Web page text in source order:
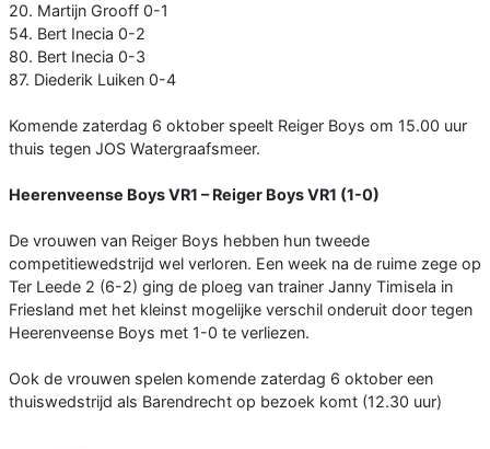
20. Martijn Grooff 0-1
54. Bert Inecia 0-2
80. Bert Inecia 0-3
87. Diederik Luiken 0-4
Komende zaterdag 6 oktober speelt Reiger Boys om 15.00 uur
thuis tegen JOS Watergraafsmeer.
Heerenveense Boys VR1 – Reiger Boys VR1 (1-0)
De vrouwen van Reiger Boys hebben hun tweede
competitiewedstrijd wel verloren. Een week na de ruime zege op
Ter Leede 2 (6-2) ging de ploeg van trainer Janny Timisela in
Friesland met het kleinst mogelijke verschil onderuit door tegen
Heerenveense Boys met 1-0 te verliezen.
Ook de vrouwen spelen komende zaterdag 6 oktober een
thuiswedstrijd als Barendrecht op bezoek komt (12.30 uur)